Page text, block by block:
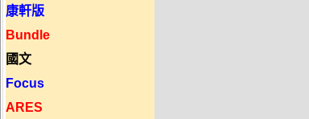
康軒版
Bundle
國文
Focus
ARES